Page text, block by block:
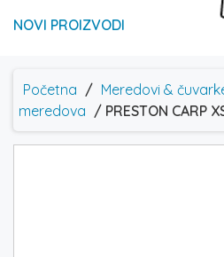
NOVI PROIZVODI
Početna / Meredovi &
meredova / PRESTON CARP